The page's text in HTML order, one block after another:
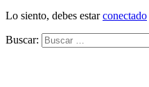
Lo siento, debes estarconectado
Buscar: